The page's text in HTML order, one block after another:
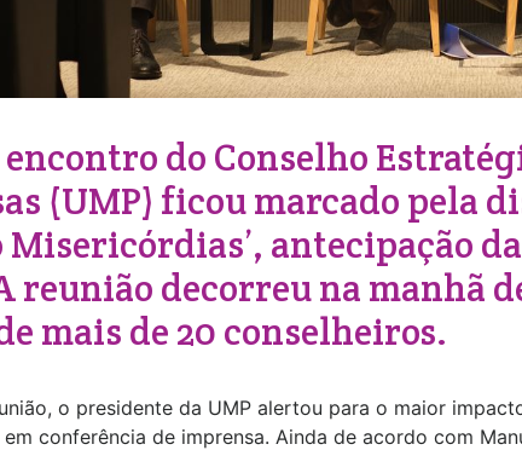
do Conselho
(UMP) ficou marcado pela
Misericórdias’, antecipação
reunião decorreu na manhã
mais de 20 conselheiros.
o presidente da UMP alertou para o maior
conferência de imprensa. Ainda de acordo com